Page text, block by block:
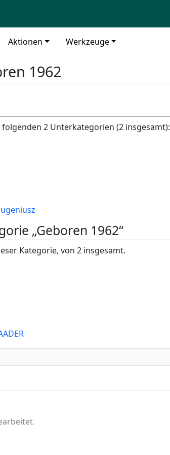
Aktionen Werkzeuge
1962
2 Unterkategorien (2 insgesamt):
„Geboren 1962“
Kategorie, von 2 insgesamt.